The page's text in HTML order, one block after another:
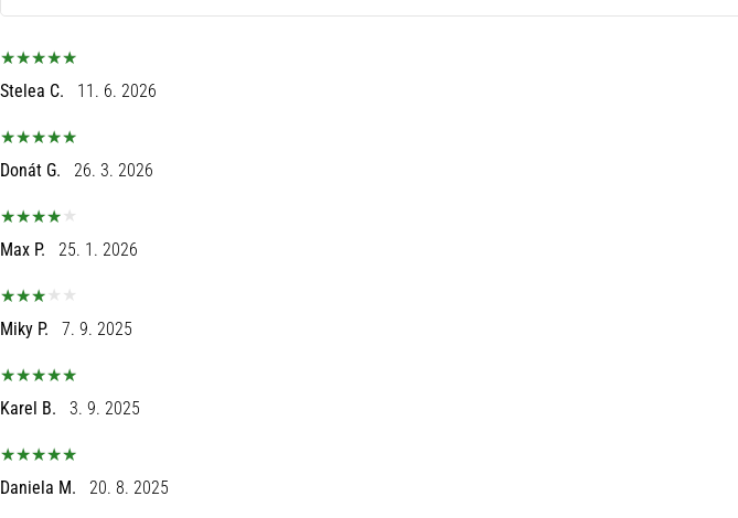
Stelea C. 11. 6. 2026
Donát G. 26. 3. 2026
Max P. 25. 1. 2026
Miky P. 7. 9. 2025
Karel B. 3. 9. 2025
Daniela M. 20. 8. 2025